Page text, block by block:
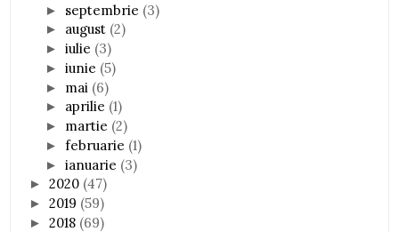
► septembrie (3)
► august (2)
►iulie (3)
►iunie (5)
► mai (6)
► aprilie (1)
► martie (2)
►februarie (1)
►ianuarie (3)
►2020 (47)
►2019 (59)
►2018 (69)